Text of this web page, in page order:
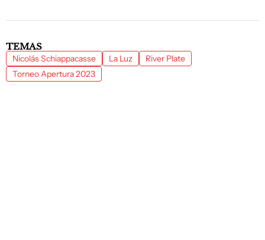
TEMAS
Nicolás Schiappacasse La Luz
River Plate
Torneo Apertura 2023